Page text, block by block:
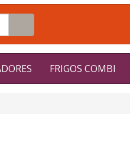
FRIGOS COMBI